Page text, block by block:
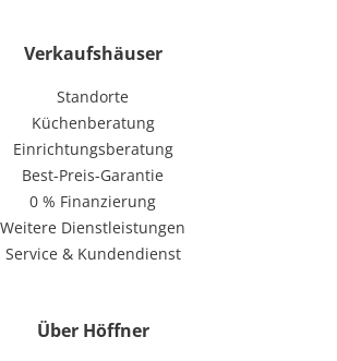
Verkaufshäuser
Standorte
Küchenberatung
Einrichtungsberatung
Best-Preis-Garantie
0 % Finanzierung
Weitere Dienstleistungen
Service & Kundendienst
Über Höffner